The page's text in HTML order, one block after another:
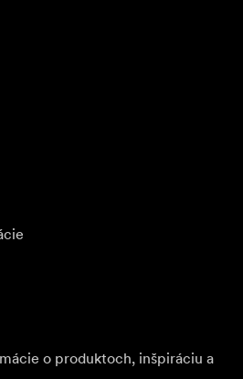
o produktoch, inšpiráciu a